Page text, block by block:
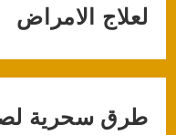
لعلاج الامراض
طرق سحرية